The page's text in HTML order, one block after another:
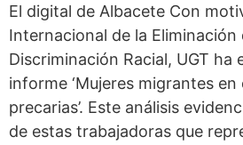
El digital de Albacete Con
Internacional de la Eliminación
Discriminación Racial, UGT ha
informe ‘Mujeres migrantes
precarias’. Este análisis
de estas trabajadoras que